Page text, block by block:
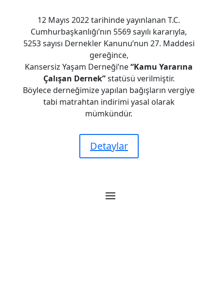
12 Mayıs 2022 tarihinde yayınlanan T.C.
Cumhurbaşkanlığı’nın 5569 sayılı kararıyla,
5253 sayısı Dernekler Kanunu’nun 27. Maddesi
gereğince,
Kansersiz Yaşam Derneği’ne“Kamu Yararına
Çalışan Dernek”statüsü verilmiştir.
Böylece derneğimize yapılan bağışların vergiye
tabi matrahtan indirimi yasal olarak
mümkündür.
Detaylar